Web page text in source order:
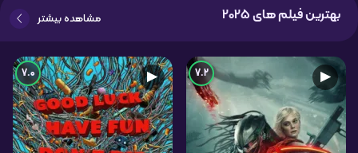
بهترین فیلم های 2025 مشاهده بیشتر
▶
7.2
▶
7.0